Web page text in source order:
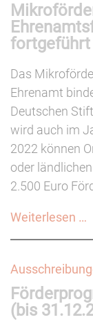
fortgeführt
Das
Ehrenamt
Deutschen
wird auch im
2022 können
oder
2.500 Euro
Weiterlesen …
(bis